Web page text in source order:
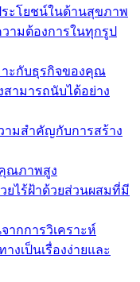
ระโยชน์ในด้านสุขภาพ
ามต้องการในทุกรูป
าะกับธุรกิจของคุณ
ามารถนับได้อย่าง
ามสำคัญกับการสร้าง
ณภาพสูง
ยไร้ฝ้าด้วยส่วนผสมที่มี
ากการวิเคราะห์
งเป็นเรื่องง่ายและ